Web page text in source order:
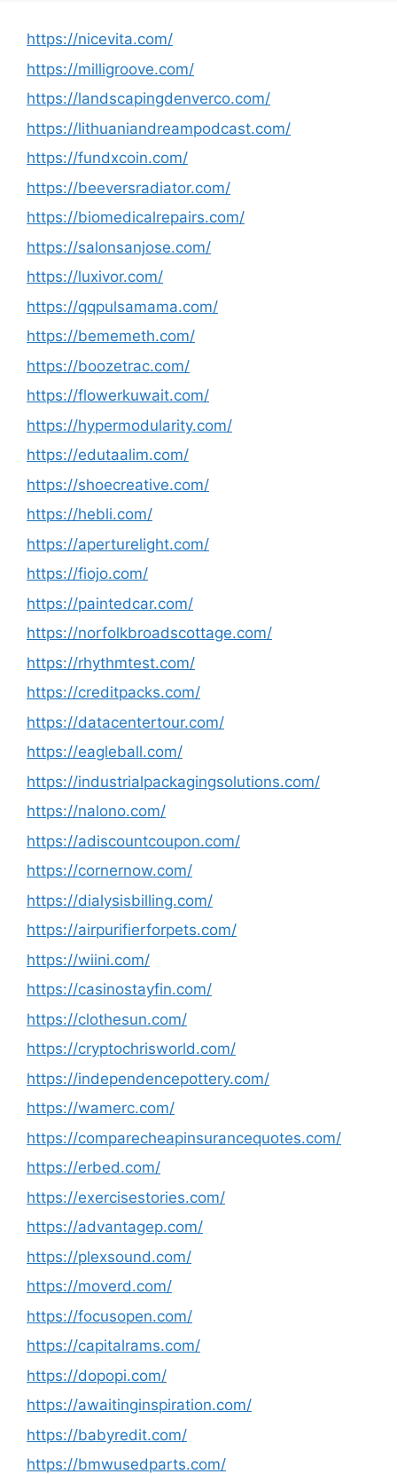
https://nicevita.com/
https://milligroove.com/
https://landscapingdenverco.com/
https://lithuaniandreampodcast.com/
https://fundxcoin.com/
https://beeversradiator.com/
https://biomedicalrepairs.com/
https://salonsanjose.com/
https://luxivor.com/
https://qqpulsamama.com/
https://bememeth.com/
https://boozetrac.com/
https://flowerkuwait.com/
https://hypermodularity.com/
https://edutaalim.com/
https://shoecreative.com/
https://hebli.com/
https://aperturelight.com/
https://fiojo.com/
https://paintedcar.com/
https://norfolkbroadscottage.com/
https://rhythmtest.com/
https://creditpacks.com/
https://datacentertour.com/
https://eagleball.com/
https://industrialpackagingsolutions.com/
https://nalono.com/
https://adiscountcoupon.com/
https://cornernow.com/
https://dialysisbilling.com/
https://airpurifierforpets.com/
https://wiini.com/
https://casinostayfin.com/
https://clothesun.com/
https://cryptochrisworld.com/
https://independencepottery.com/
https://wamerc.com/
https://comparecheapinsurancequotes.com/
https://erbed.com/
https://exercisestories.com/
https://advantagep.com/
https://plexsound.com/
https://moverd.com/
https://focusopen.com/
https://capitalrams.com/
https://dopopi.com/
https://awaitinginspiration.com/
https://babyredit.com/
https://bmwusedparts.com/